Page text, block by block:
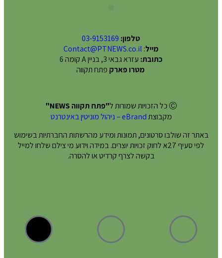
טלפון: 03-9153169
מייל:
Contact@PTNEWS.co.il
כתובת: עזרא גבאי 3, בניין A קומה 6
מטרו פארק פתח תקווה
Ⓒ כל הזכויות שמורות ל
"פתח תקווה NEWS"
מקבוצתeBrand – ניהול מוניטין באינטרנט
באתר זה שולבו סרטונים, תמונות ומידע מהרשתות החברתיות בשימוש
לפי סעיף 27א לחוק זכויות יוצרים. במידה וידוע מי צילם שלחו למייל
בקשה לצרף קרדיט או להסרה.